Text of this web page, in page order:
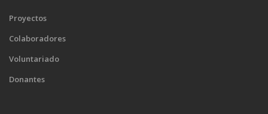
Proyectos
Colaboradores
Voluntariado
Donantes